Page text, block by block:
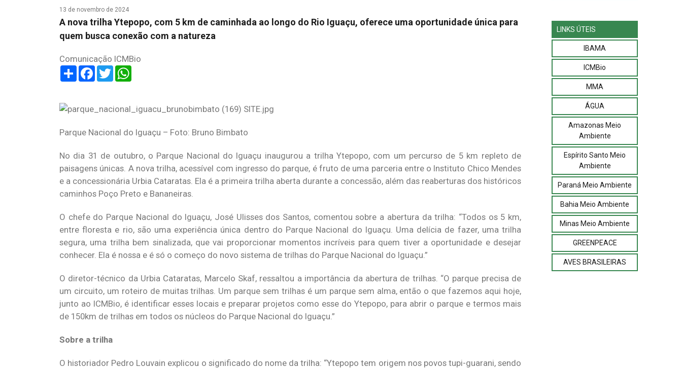
13 de novembro de 2024
A nova trilha Ytepopo, com 5 km de caminhada ao longo do Rio Iguaçu, oferece uma oportunidade única para
quem busca conexão com a natureza
Comunicação ICMBio
ShareFacebook
Twitter
Parque Nacional do Iguaçu – Foto: Bruno Bimbato
No dia 31 de outubro, o Parque Nacional do Iguaçu inaugurou a trilha Ytepopo, com um percurso de 5 km repleto de
paisagens únicas. A nova trilha, acessível com ingresso do parque, é fruto de uma parceria entre o Instituto Chico Mendes
e a concessionária Urbia Cataratas. Ela é a primeira trilha aberta durante a concessão, além das reaberturas dos históricos
caminhos Poço Preto e Bananeiras.
O chefe do Parque Nacional do Iguaçu, José Ulisses dos Santos, comentou sobre a abertura da trilha: “Todos os 5 km,
entre floresta e rio, são uma experiência única dentro do Parque Nacional do Iguaçu. Uma delícia de fazer, uma trilha
segura, uma trilha bem sinalizada, que vai proporcionar momentos incríveis para quem tiver a oportunidade e desejar
conhecer. Ela é nossa e é só o começo do novo sistema de trilhas do Parque Nacional do Iguaçu.”
O diretor-técnico da Urbia Cataratas, Marcelo Skaf, ressaltou a importância da abertura de trilhas. “O parque precisa de
um circuito, um roteiro de muitas trilhas. Um parque sem trilhas é um parque sem alma, então o que fazemos aqui hoje,
junto ao ICMBio, é identificar esses locais e preparar projetos como esse do Ytepopo, para abrir o parque e termos mais
de 150km de trilhas em todos os núcleos do Parque Nacional do Iguaçu.”
Sobre a trilha
O historiador Pedro Louvain explicou o significado do nome da trilha: “Ytepopo tem origem nos povos tupi-guarani, sendo
LINKS ÚTEIS
IBAMA
ICMBio
MMA
ÁGUA
Amazonas Meio
Ambiente
Espírito Santo Meio
Ambiente
Paraná Meio Ambiente
Bahia Meio Ambiente
Minas Meio Ambiente
GREENPEACE
AVES BRASILEIRAS